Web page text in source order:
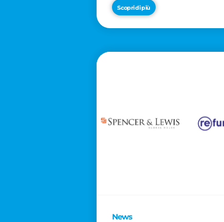
milioni per trasformare
la tavola in asset
geopolitico
Scopri di più
News